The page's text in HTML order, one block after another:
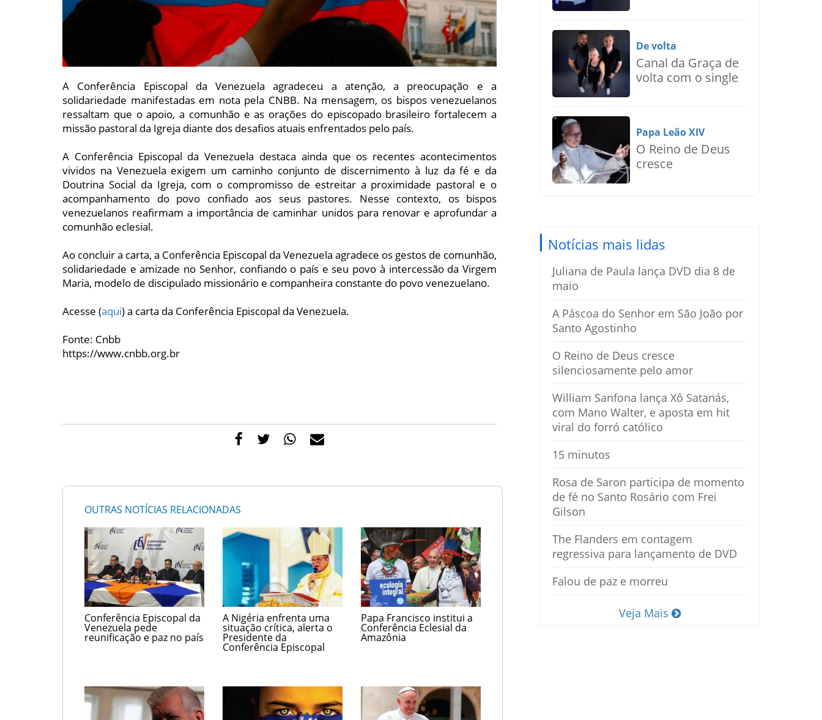
A Conferência Episcopal da Venezuela agradeceu a atenção, a preocupação e a
solidariedade manifestadas em nota pela CNBB. Na mensagem, os bispos venezuelanos
ressaltam que o apoio, a comunhão e as orações do episcopado brasileiro fortalecem a
missão pastoral da Igreja diante dos desafios atuais enfrentados pelo país.
A Conferência Episcopal da Venezuela destaca ainda que os recentes acontecimentos
vividos na Venezuela exigem um caminho conjunto de discernimento à luz da fé e da
Doutrina Social da Igreja, com o compromisso de estreitar a proximidade pastoral e o
acompanhamento do povo confiado aos seus pastores. Nesse contexto, os bispos
venezuelanos reafirmam a importância de caminhar unidos para renovar e aprofundar a
comunhão eclesial.
Ao concluir a carta, a Conferência Episcopal da Venezuela agradece os gestos de comunhão,
solidariedade e amizade no Senhor, confiando o país e seu povo à intercessão da Virgem
Maria, modelo de discipulado missionário e companheira constante do povo venezuelano.
Acesse (aqui) a carta da Conferência Episcopal da Venezuela.
Fonte: Cnbb
https://www.cnbb.org.br
OUTRAS NOTÍCIAS RELACIONADAS
Conferência Episcopal da
Venezuela pede
reunificação e paz no país
A Nigéria enfrenta uma
situação crítica, alerta o
Presidente da
Conferência Episcopal
Papa Francisco institui a
Conferência Eclesial da
Amazônia
De volta
Canal da Graça de
volta com o single
Papa Leão XIV
O Reino de Deus
cresce
Notícias mais lidas
Juliana de Paula lança DVD dia 8 de
maio
A Páscoa do Senhor em São João por
Santo Agostinho
O Reino de Deus cresce
silenciosamente pelo amor
William Sanfona lança Xô Satanás,
com Mano Walter, e aposta em hit
viral do forró católico
15 minutos
Rosa de Saron participa de momento
de fé no Santo Rosário com Frei
Gilson
The Flanders em contagem
regressiva para lançamento de DVD
Falou de paz e morreu
Veja Mais